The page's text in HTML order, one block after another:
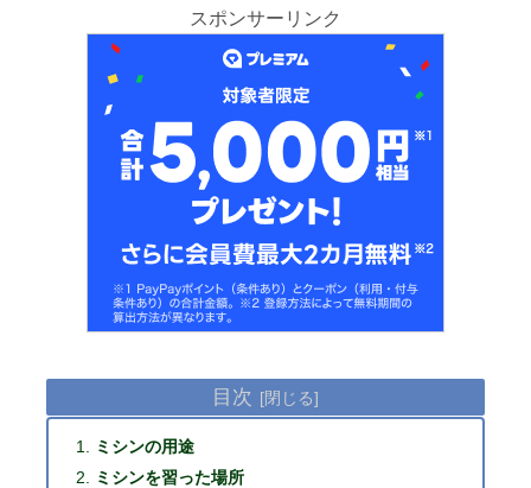
スポンサーリンク
目次
ミシンの用途
ミシンを習った場所